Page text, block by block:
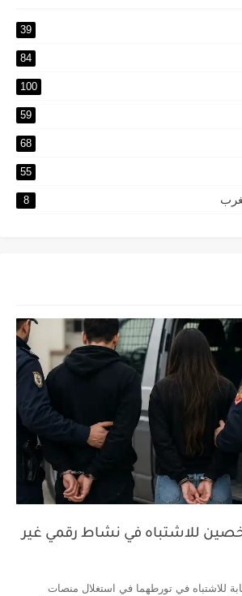
39
84
100
59
68
55
8
للاشتباه في نشاط رقمي غير
للاشتباه في تورطهما في استغلال منصات